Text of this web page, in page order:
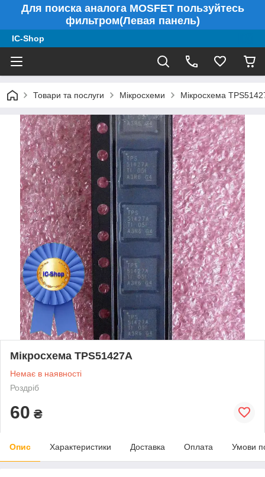
Для поиска аналога MOSFET пользуйтесь
фильтром(Левая панель)
IC-Shop
Товари та послуги Мікросхеми Мікросхема
Мікросхема TPS51427A
Немає в наявності
Роздріб
60 ₴
Опис Характеристики Доставка Оплата Умови